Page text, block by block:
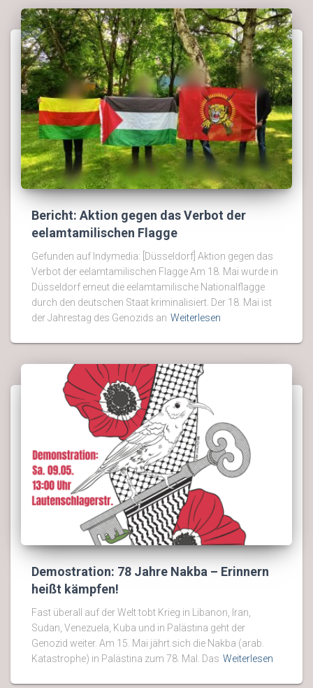
Bericht: Aktion gegen das Verbot der
eelamtamilischen Flagge
Gefunden auf Indymedia: [Düsseldorf] Aktion gegen das
Verbot der eelamtamilischen Flagge Am 18. Mai wurde in
Düsseldorf erneut die eelamtamilische Nationalflagge
durch den deutschen Staat kriminalisiert. Der 18. Mai ist
der Jahrestag des Genozids an Weiterlesen
Demostration: 78 Jahre Nakba – Erinnern
heißt kämpfen!
Fast überall auf der Welt tobt Krieg in Libanon, Iran,
Sudan, Venezuela, Kuba und in Palästina geht der
Genozid weiter. Am 15. Mai jährt sich die Nakba (arab.
Katastrophe) in Palästina zum 78. Mal. Das Weiterlesen